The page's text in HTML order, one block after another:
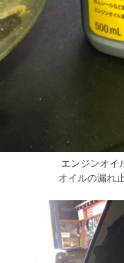
エンジンオイ
オイルの漏れ